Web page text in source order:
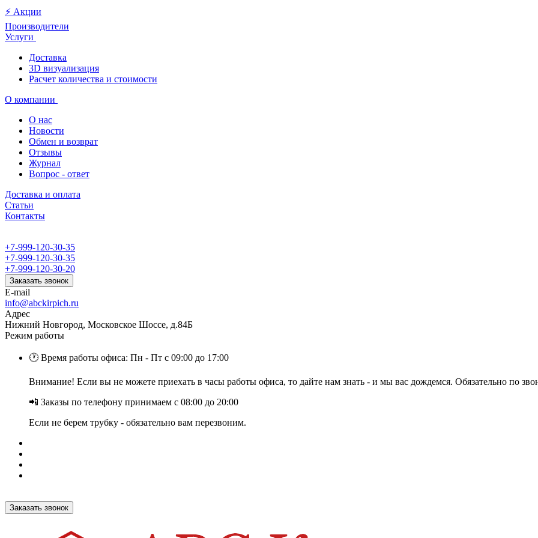
⚡️ Акции
Производители
Услуги
Доставка
3D визуализация
Расчет количества и стоимости
О компании
О нас
Новости
Обмен и возврат
Отзывы
Журнал
Вопрос - ответ
Доставка и оплата
Статьи
Контакты
+7-999-120-30-35
+7-999-120-30-35
+7-999-120-30-20
Заказать звонок
E-mail
info@abckirpich.ru
Адрес
Нижний Новгород, Московское Шоссе, д.84Б
Режим работы
🕐 Время работы офиса: Пн - Пт с 09:00 до 17:00
Внимание! Если вы не можете приехать в часы работы офиса, то дайте нам знать - и мы вас дождемся. Обязательно по
📲 Заказы по телефону принимаем с 08:00 до 20:00
Если не берем трубку - обязательно вам перезвоним.
Заказать звонок